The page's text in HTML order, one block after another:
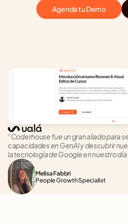
Agenda tu Demo
“Coderhouse fue un gran aliado para
capacidades en GenAI y descubrir
la tecnología de Google en nuestro día
Melisa Fabbri
People Growth Specialist